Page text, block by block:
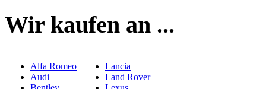
Wir kaufen an ...
Alfa Romeo
Audi
Lancia
Land Rover